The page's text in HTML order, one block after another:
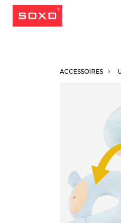
ACCESSOIRES